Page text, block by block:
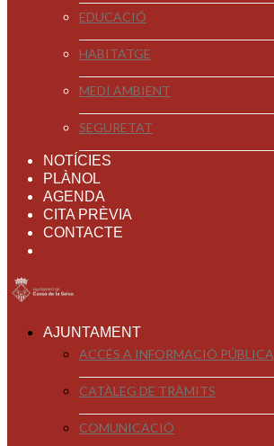
EDUCACIÓ
HABITATGE
MEDI AMBIENT
SEGURETAT
NOTÍCIES
PLÀNOL
AGENDA
CITA PRÈVIA
CONTACTE
AJUNTAMENT
ACCÉS A INFORMACIÓ PÚBLICA
CATÀLEG DE TRÀMITS
COMUNICACIÓ